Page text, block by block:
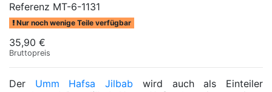
Referenz MT-6-1131
Nur noch wenige Teile verfügbar
35,90 €
Bruttopreis
Der Umm Hafsa Jilbab wird auch als Einteiler